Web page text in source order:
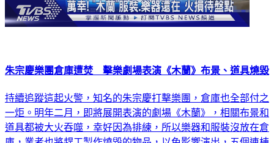
朱宗慶樂團倉庫遭焚 擊樂劇場表演《木蘭》布景、道具燒毀
持續追蹤這起火警，知名的朱宗慶打擊樂團，倉庫也全部付之
一炬。明年二月，即將展開表演的劇場《木蘭》，相關布景和
道具都被大火吞噬，幸好因為排練，所以樂器和服裝沒放在倉